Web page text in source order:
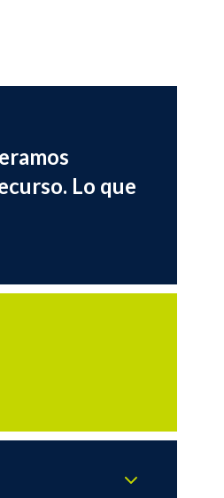
Lo que